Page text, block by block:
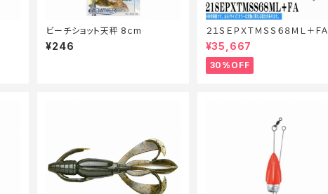
ビーチショット天秤 8ｃm
¥246
２１ＳＥＰＸＴＭＳＳ６８ＭＬ＋ＦＡ
【特価ロッド】【30】
¥35,667
30%OFF